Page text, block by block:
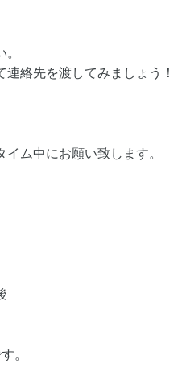
絡先を渡してみましょう！
ム中にお願い致します。
。